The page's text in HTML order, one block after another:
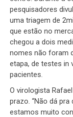
pesquisadores
uma triagem de
que estão no
chegou a dois
nomes não foram
etapa, de testes in
pacientes.
O virologista
prazo. “Não dá
estamos muito